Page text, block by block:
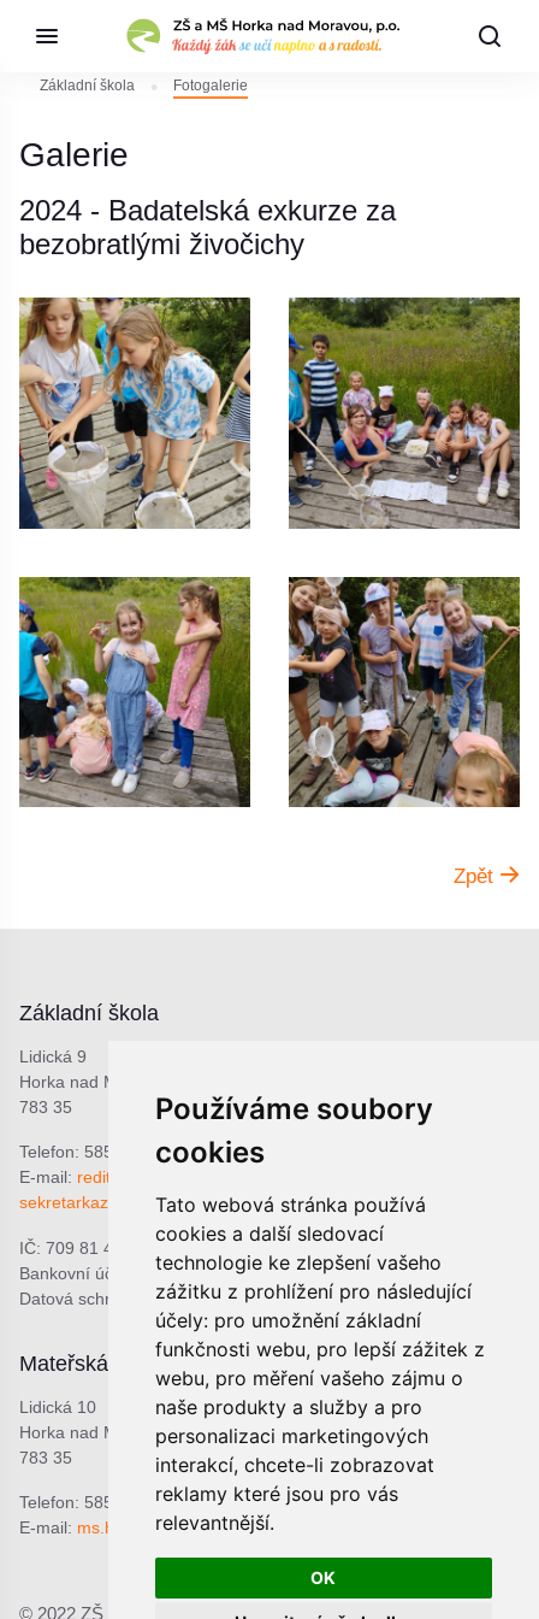
Používáme soubory
cookies
Tato webová stránka používá
cookies a další sledovací
technologie ke zlepšení vašeho
zážitku z prohlížení pro následující
účely: pro umožnění základní
funkčnosti webu, pro lepší zážitek z
webu, pro měření vašeho zájmu o
naše produkty a služby a pro
personalizaci marketingových
interakcí, chcete-li zobrazovat
reklamy které jsou pro vás
relevantnější.
OK
Základní škola Fotogalerie
Galerie
2024 - Badatelská exkurze za
bezobratlými živočichy
Zpět
Základní škola
Lidická 9
Horka nad Moravou
783 35
Telefon: 585 378 047
E-mail: reditel@zshorka.cz
sekretarkazshorka@seznam.cz
IČ: 709 81 493
Bankovní účet: 1809609309/0800
Datová schránka: bjema48
Mateřská škola
Lidická 10
Horka nad Moravou
783 35
Telefon: 585 378 068
E-mail: ms.horka@seznam.cz
Školní jídelna
Lidická 9
Horka nad Moravou
783 35
Telefon: 601 537 678
© 2022 ZŠ a MŠ Horka nad Moravou, p.o.; Prohlášení o